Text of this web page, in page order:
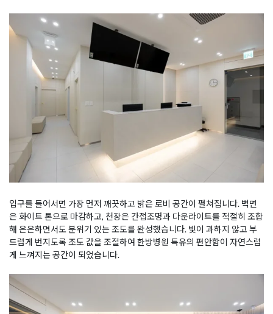
입구를 들어서면 가장 먼저 깨끗하고 밝은 로비 공간이 펼쳐집니다. 벽면
은 화이트 톤으로 마감하고, 천장은 간접조명과 다운라이트를 적절히 조합
해 은은하면서도 분위기 있는 조도를 완성했습니다. 빛이 과하지 않고 부
드럽게 번지도록 조도 값을 조절하여 한방병원 특유의 편안함이 자연스럽
게 느껴지는 공간이 되었습니다.